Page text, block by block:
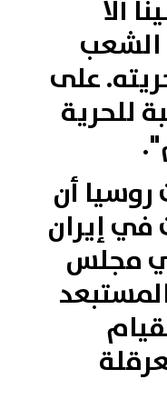
ألا
الشعب
على
للحرية
روسيا أن
في إيران
مجلس